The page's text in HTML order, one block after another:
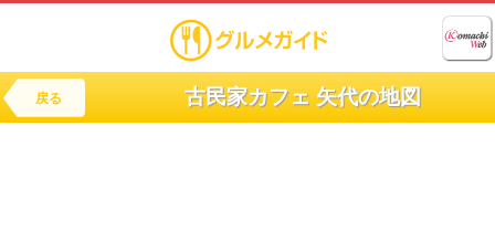
戻る 古民家カフェ 矢代の地図